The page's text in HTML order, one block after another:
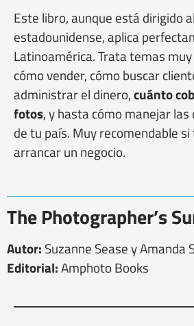
Este libro, aunque está dirigido
estadounidense, aplica
Latinoamérica. Trata temas
cómo vender, cómo buscar
administrar el dinero,cuánto
fotos, y hasta cómo manejar
de tu país. Muy recomendable
arrancar un negocio.
The Photographer’s
Autor: Suzanne Sease y Amanda
Editorial:Amphoto Books